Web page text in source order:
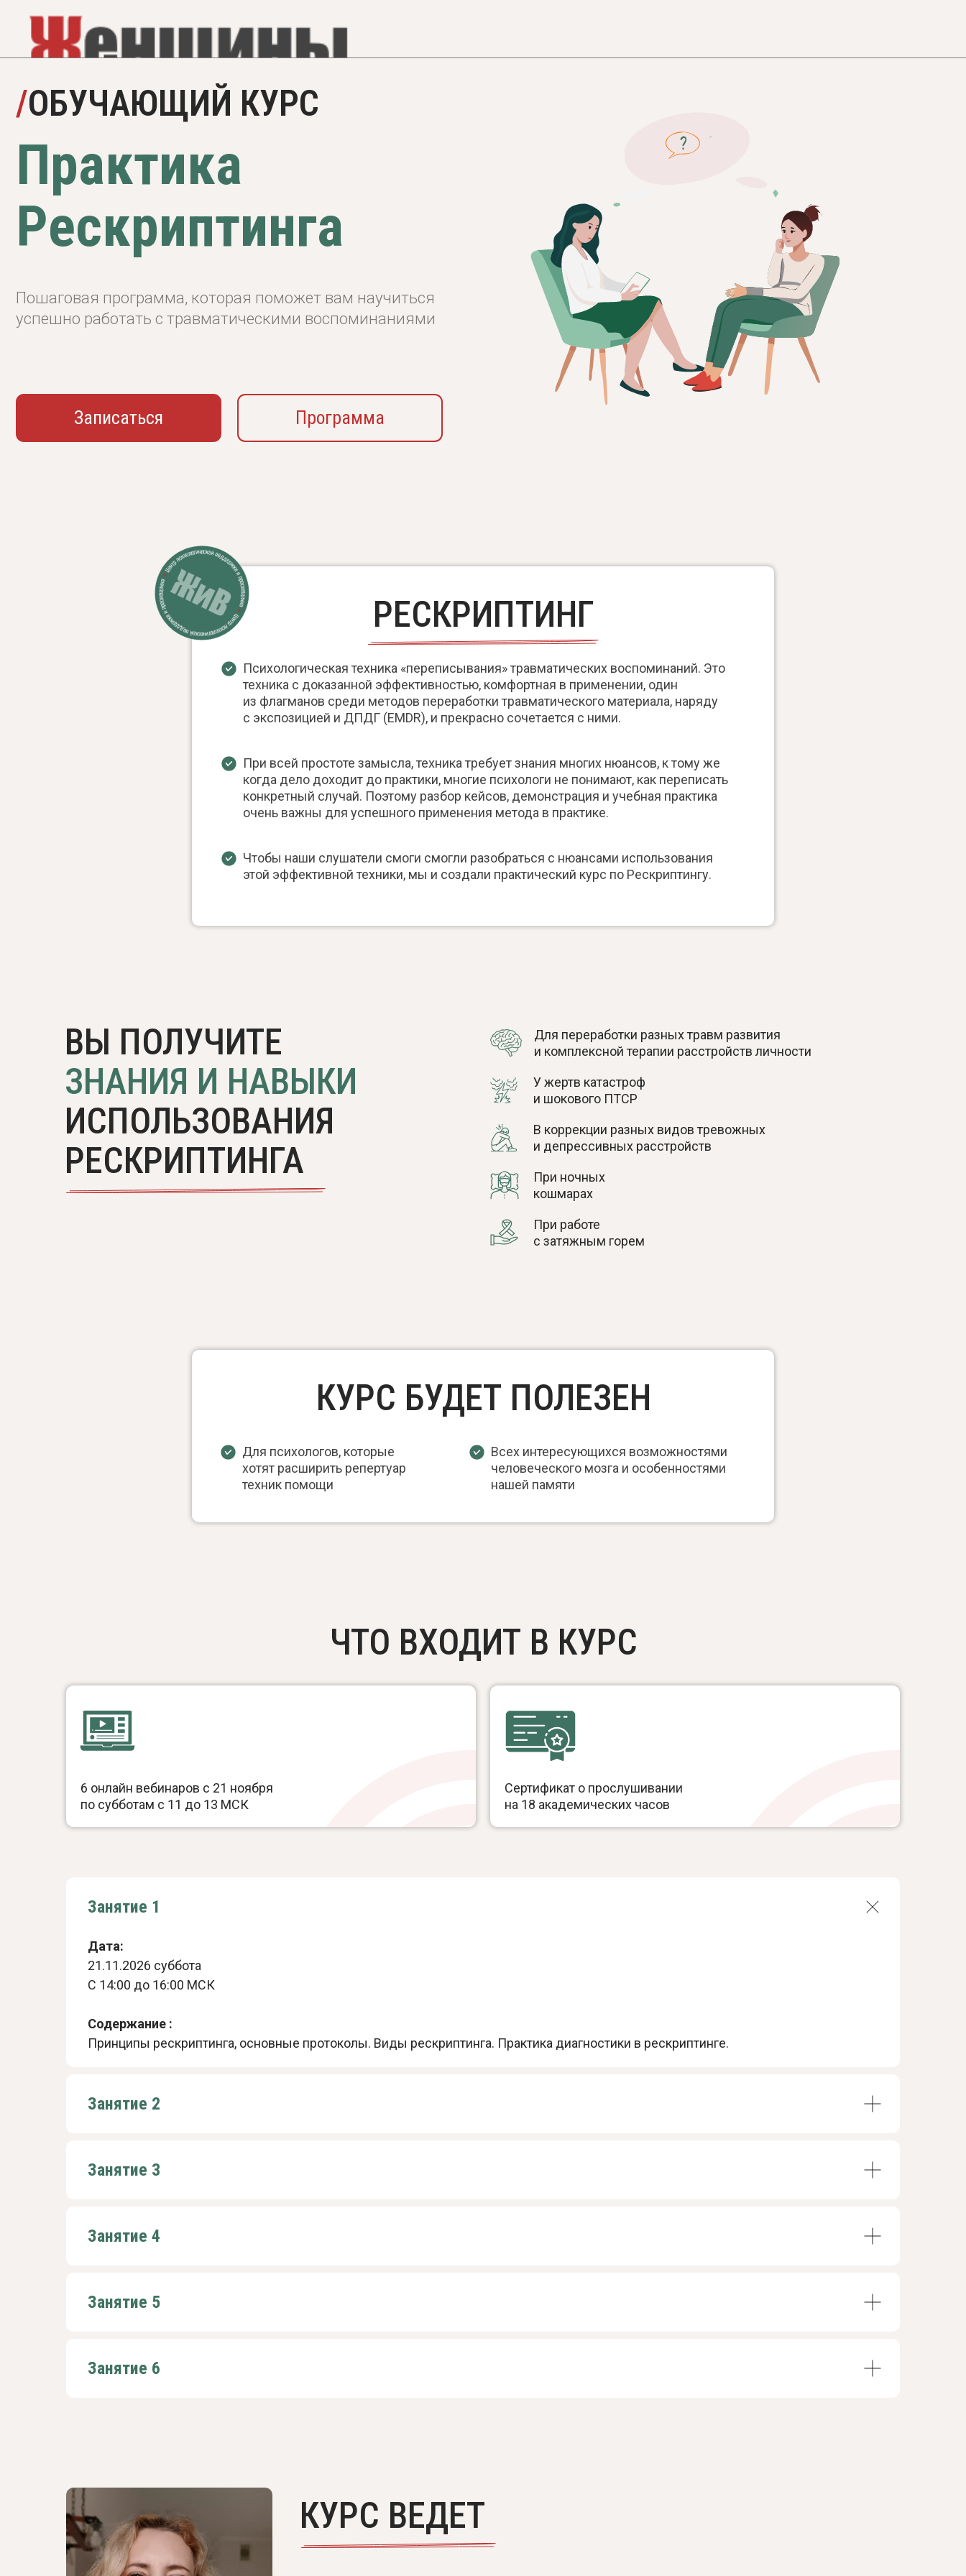
/ОБУЧАЮЩИЙ КУРС
Практика
Рескриптинга
Чтобы наши слушатели смоги смогли разобраться с нюансами использования
этой эффективной техники, мы и создали практический курс по Рескриптингу.
При всей простоте замысла, техника требует знания многих нюансов, к тому же
когда дело доходит до практики, многие психологи не понимают, как переписать
конкретный случай. Поэтому разбор кейсов, демонстрация и учебная практика
очень важны для успешного применения метода в практике.
Психологическая техника «переписывания» травматических воспоминаний. Это
техника с доказанной эффективностью, комфортная в применении, один
из флагманов среди методов переработки травматического материала, наряду
с экспозицией и ДПДГ (EMDR), и прекрасно соч етается с ними.
РЕСКРИПТИНГ
При работе
с затяжным горем
При ночных
кошмарах
В коррекции разных видов тревожных
и депрессивных расстройств
У жертв катастроф
и шокового ПТСР
Для переработки разных травм развития
и комплексной терапии расстройств личности
ВЫ ПОЛУЧИТЕ
ЗНА НИЯ И НАВЫКИ
ИСПОЛЬЗОВАНИЯ
РЕСКРИПТИНГА
Всех интересующихся возможностями
человеческого мозга и особенностями
нашей памяти
Для психологов, которые
хотят расширить репертуар
техник помощи
КУРС БУДЕТ ПОЛЕЗЕН
ЧТО ВХОДИТ В КУРС
6 онлайн вебинаров с 21 ноября
по субботам с 11 до 13 МСК
Сертификат о прослушивании
на 18 академических часов
Занятие 1
Дата:
21.11.2026 суббота
С 14:00 до 16:00 МСК
Содержание :
Принципы рескриптинга, основные протоколы. Виды рескриптинга. Практика диагностики в рескриптинге.
Занятие 2
Занятие 3
Занятие 4
Занятие 5
Занятие 6
КУРС ВЕДЕТ